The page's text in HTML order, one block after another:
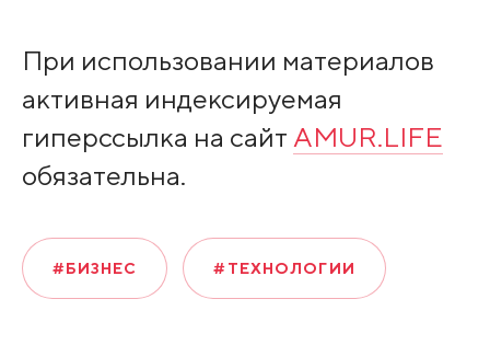
При использовании материалов
активная индексируемая
гиперссылка на сайт AMUR.LIFE
обязательна.
#БИЗНЕС #ТЕХНОЛОГИИ